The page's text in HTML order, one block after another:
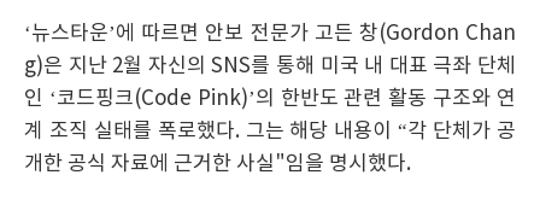
‘뉴스타운’에 따르면 안보 전문가 고든 창(Gordon Chan
g)은 지난 2월 자신의 SNS를 통해 미국 내 대표 극좌 단체
인 ‘코드핑크(Code Pink)’의 한반도 관련 활동 구조와 연
계 조직 실태를 폭로했다. 그는 해당 내용이 “각 단체가 공
개한 공식 자료에 근거한 사실"임을 명시했다.